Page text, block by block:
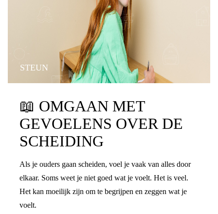
STEUN
📖 OMGAAN MET
GEVOELENS OVER DE
SCHEIDING
Als je ouders gaan scheiden, voel je vaak van alles door
elkaar. Soms weet je niet goed wat je voelt. Het is veel.
Het kan moeilijk zijn om te begrijpen en zeggen wat je
voelt.